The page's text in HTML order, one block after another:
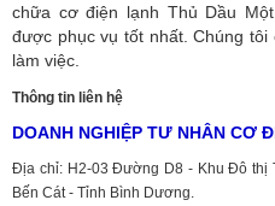
chữa cơ điện lạnh Thủ Dầu
được phục vụ tốt nhất. Chúng
làm việc.
Thông tin liên hệ
DOANH NGHIỆP TƯ NHÂN CƠ
Địa chỉ: H2-03 Đường D8 - Khu Đô thị
Bến Cát - Tỉnh Bình Dương.